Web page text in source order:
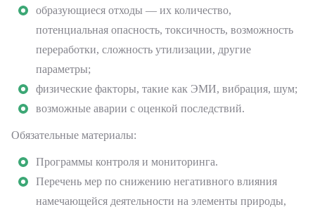
образующиеся отходы — их количество,
потенциальная опасность, токсичность, возможность
переработки, сложность утилизации, другие
параметры;
физические факторы, такие как ЭМИ, вибрация, шум;
возможные аварии с оценкой последствий.
Обязательные материалы:
Программы контроля и мониторинга.
Перечень мер по снижению негативного влияния
намечающейся деятельности на элементы природы,